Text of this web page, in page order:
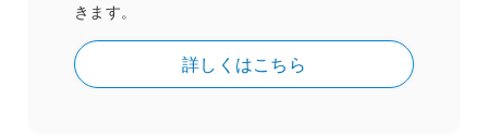
きます。
詳しくはこちら